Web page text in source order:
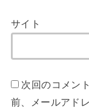
サイト
次回のコメン
前、メールアド